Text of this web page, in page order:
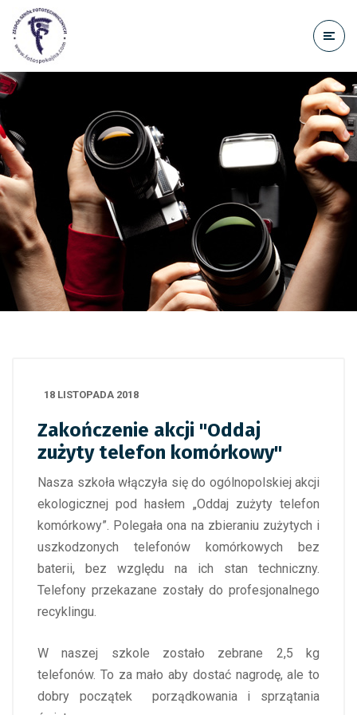
treści
18 LISTOPADA 2018
Zakończenie akcji "Oddaj
zużyty telefon komórkowy"
Nasza szkoła włączyła się do ogólnopolskiej akcji
ekologicznej pod hasłem „Oddaj zużyty telefon
komórkowy”. Polegała ona na zbieraniu zużytych i
uszkodzonych telefonów komórkowych bez
baterii, bez względu na ich stan techniczny.
Telefony przekazane zostały do profesjonalnego
recyklingu.
W naszej szkole zostało zebrane 2,5 kg
telefonów. To za mało aby dostać nagrodę, ale to
dobry początek porządkowania i sprzątania